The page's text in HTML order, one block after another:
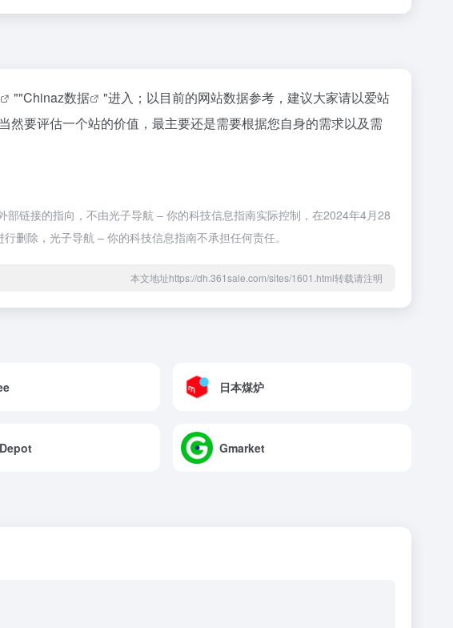
""Chinaz数据
"进入；以目前的网站数据参考，建议大家请以爱站
要评估一个站的价值，最主要还是需要根据您自身的需求以及需
链接的指向，不由光子导航 – 你的科技信息指南实际控制，在2024年4月28
删除，光子导航 – 你的科技信息指南不承担任何责任。
本文地址https://dh.361sale.com/sites/1601.html转载请注明
日本煤炉
Gmarket